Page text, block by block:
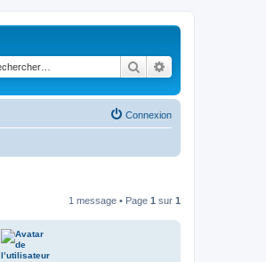
Rechercher
Connexion
1 message • Page 1 sur 1